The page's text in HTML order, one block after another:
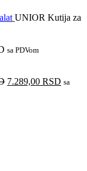
UNIOR Kutija za
sa PDVom
7.289,00 RSD sa